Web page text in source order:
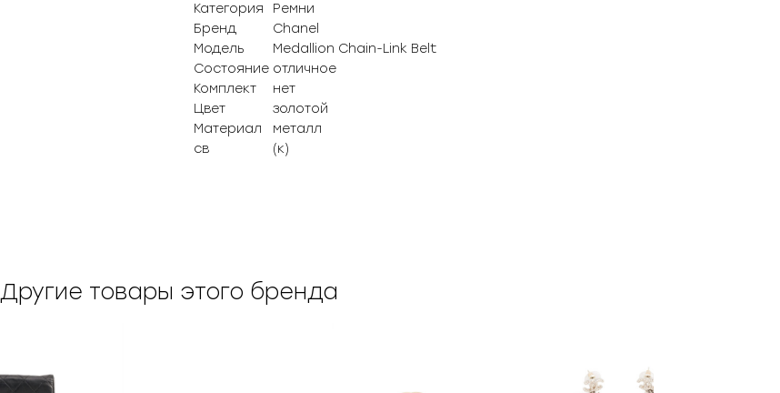
Категория
Ремни
Бренд
Chanel
Модель
Medallion Chain-Link Belt
Состояние отличное
Комплект
нет
Цвет
золотой
Материал
металл
св
(к)
Другие товары этого бренда